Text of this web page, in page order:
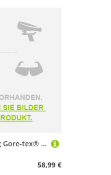
Kamik Waterbug8g Gore-tex® Youth Snow Boots Lila EU 33-34 Mädchen
58,99 €